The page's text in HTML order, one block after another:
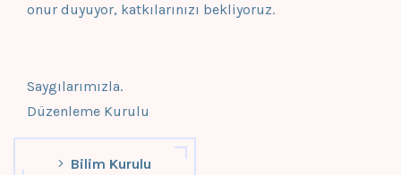
onur duyuyor, katkılarınızı bekliyoruz.
Saygılarımızla.
Düzenleme Kurulu
Bilim Kurulu